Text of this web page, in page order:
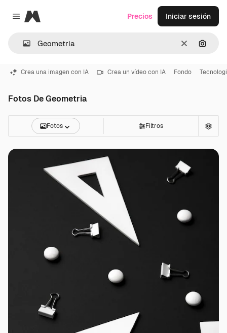
Close menu
Magnific
Borrar
Precios Iniciar sesión
Crea una imagen con IA Crea un vídeo con IA Fondo
Fotos De Geometria
Fotos Filtros